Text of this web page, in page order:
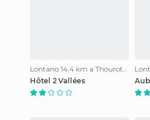
Hôtel 2 Vallées